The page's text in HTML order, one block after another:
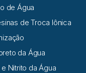
de Água
de Troca Iônica
da Água
Nitrito da Água